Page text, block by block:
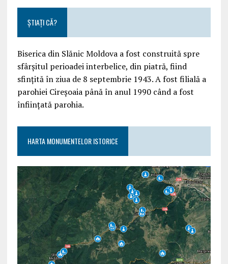
ȘTIAȚI CĂ?
Biserica din Slănic Moldova a fost construită spre
sfârşitul perioadei interbelice, din piatră, fiind
sfinţită în ziua de 8 septembrie 1943. A fost filială a
parohiei Cireşoaia până în anul 1990 când a fost
înfiinţată parohia.
HARTA MONUMENTELOR ISTORICE